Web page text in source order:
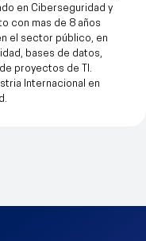
en Ciberseguridad y
con mas de 8 años
el sector público, en
bases de datos,
proyectos de TI.
Internacional en